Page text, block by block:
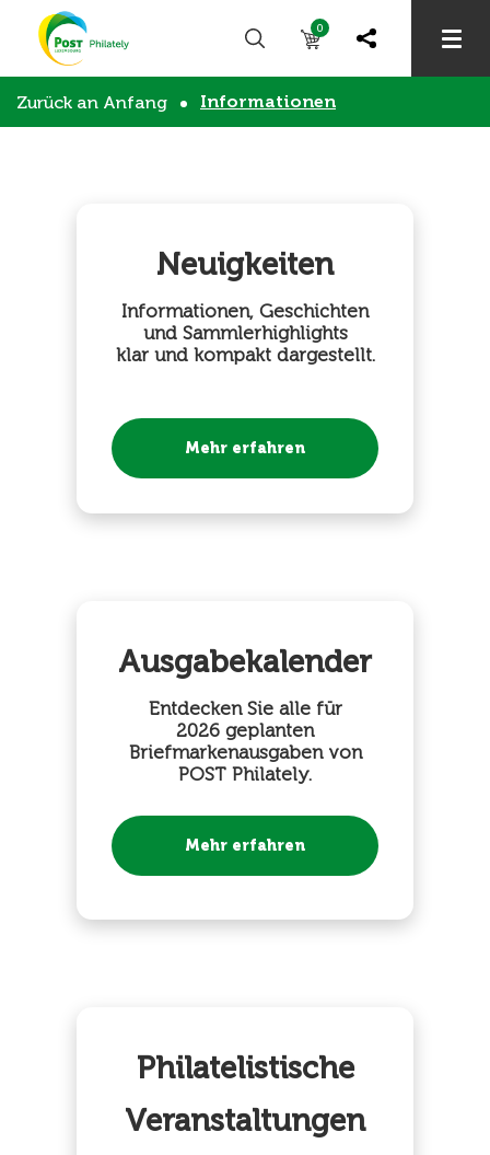
0
Zurück an Anfang Informationen
Neuigkeiten
Informationen, Geschichten
und Sammlerhighlights
klar und kompakt dargestellt.
Mehr erfahren
Ausgabekalender
Entdecken Sie alle für
2026 geplanten
Briefmarkenausgaben von
POST Philately.
Mehr erfahren
Philatelistische
Veranstaltungen